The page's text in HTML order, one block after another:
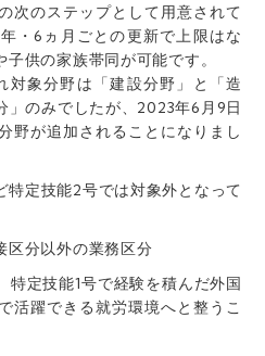
次のステップとして用意されて
・6ヵ月ごとの更新で上限はな
供の家族帯同が可能です。
対象分野は「建設分野」と「造
」のみでしたが、2023年6月9日
野が追加されることになりまし
特定技能2号では対象外となって
区分以外の業務区分
特定技能1号で経験を積んだ外国
活躍できる就労環境へと整うこ